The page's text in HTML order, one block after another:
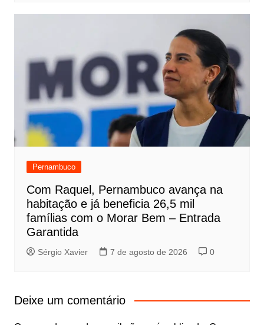
Pernambuco
Com Raquel, Pernambuco avança na
habitação e já beneficia 26,5 mil
famílias com o Morar Bem – Entrada
Garantida
Sérgio Xavier 7 de agosto de 2026 0
Deixe um comentário